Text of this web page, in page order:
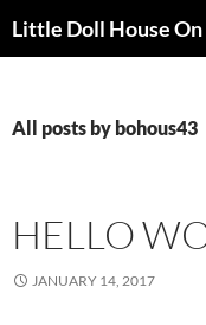
toLittle Doll House
All posts by bohous43
HELLO
JANUARY 14, 2017